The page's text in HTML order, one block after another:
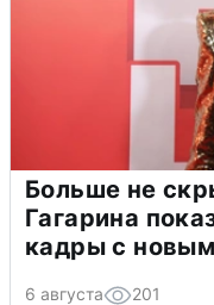
Больше не
Гагарина
кадры с
6 августа 201